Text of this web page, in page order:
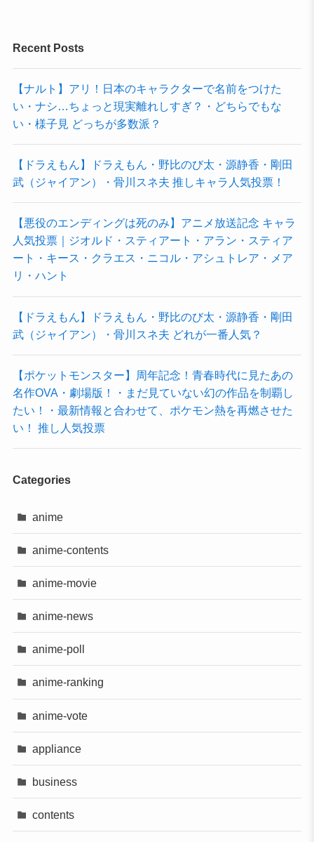
Recent Posts
【ナルト】アリ！日本のキャラクターで名前をつけた
い・ナシ…ちょっと現実離れしすぎ？・どちらでもな
い・様子見 どっちが多数派？
【ドラえもん】ドラえもん・野比のび太・源静香・剛田
武（ジャイアン）・骨川スネ夫 推しキャラ人気投票！
【悪役のエンディングは死のみ】アニメ放送記念 キャラ
人気投票｜ジオルド・スティアート・アラン・スティア
ート・キース・クラエス・ニコル・アシュトレア・メア
リ・ハント
【ドラえもん】ドラえもん・野比のび太・源静香・剛田
武（ジャイアン）・骨川スネ夫 どれが一番人気？
【ポケットモンスター】周年記念！青春時代に見たあの
名作OVA・劇場版！・まだ見ていない幻の作品を制覇し
たい！・最新情報と合わせて、ポケモン熱を再燃させた
い！ 推し人気投票
Categories
anime
anime-contents
anime-movie
anime-news
anime-poll
anime-ranking
anime-vote
appliance
business
contents